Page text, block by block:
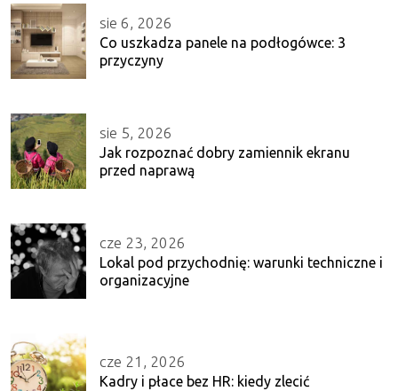
sie 6, 2026
Co uszkadza panele na podłogówce: 3
przyczyny
sie 5, 2026
Jak rozpoznać dobry zamiennik ekranu
przed naprawą
cze 23, 2026
Lokal pod przychodnię: warunki techniczne i
organizacyjne
cze 21, 2026
Kadry i płace bez HR: kiedy zlecić